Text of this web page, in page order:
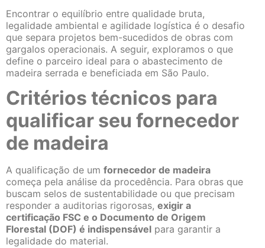
Encontrar o equilíbrio entre qualidade bruta,
legalidade ambiental e agilidade logística é o desafio
que separa projetos bem-sucedidos de obras com
gargalos operacionais. A seguir, exploramos o que
define o parceiro ideal para o abastecimento de
madeira serrada e beneficiada em São Paulo.
Critérios técnicos para
qualificar seu fornecedor
de madeira
A qualificação de um fornecedor de madeira
começa pela análise da procedência. Para obras que
buscam selos de sustentabilidade ou que precisam
responder a auditorias rigorosas, exigir a
certificação FSC e o Documento de Origem
Florestal (DOF) é indispensável para garantir a
legalidade do material.